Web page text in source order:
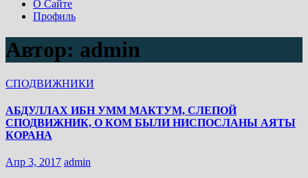
О Сайте
Профиль
Автор: admin
СПОДВИЖНИКИ
АБДУЛЛАХ ИБН УММ МАКТУМ, СЛЕПОЙ
СПОДВИЖНИК, О КОМ БЫЛИ НИСПОСЛАНЫ АЯТЫ
КОРАНА
Апр 3, 2017 admin